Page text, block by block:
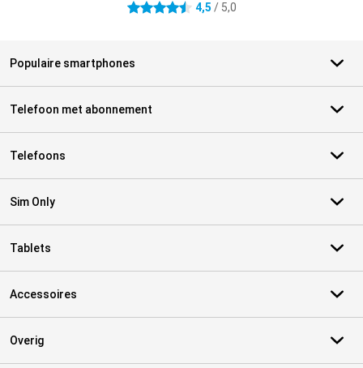
4.5 sterren 4,5 / 5,0
Populaire smartphones
Telefoon met abonnement
Telefoons
Sim Only
Tablets
Accessoires
Overig